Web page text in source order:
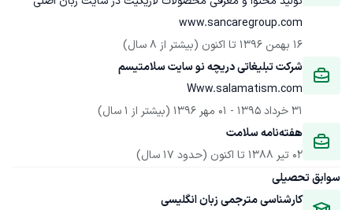
www.sancaregroup.com
16 بهمن 1396
تا اکنون (بیشتر از 8 سال)
شرکت تبلیغاتی دریچه نو سایت سلامتیسم
Www.salamatism.com
31 خرداد 1395
- 01 مهر 1396
(بیشتر از 1 سال)
هفته‌نامه سلامت
02 تیر 1388
تا اکنون (حدود 17 سال)
سوابق تحصیلی
کارشناسی مترجمی زبان انگلیسی